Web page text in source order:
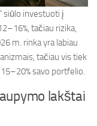
siūlo investuoti į
tačiau rizika,
m. rinka yra labiau
tačiau vis tiek
savo portfelio.
lakštai